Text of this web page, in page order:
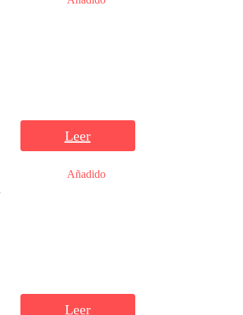
Leer
Añadido
Leer